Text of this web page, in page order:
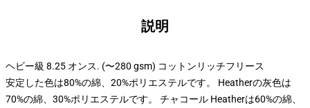
説明
ヘビー級 8.25 オンス. (〜280 gsm) コットンリッチフリース
安定した色は80%の綿、20%ポリエステルです。 Heatherの灰色は
70%の綿、30%ポリエステルです。 チャコール Heatherは60%の綿、